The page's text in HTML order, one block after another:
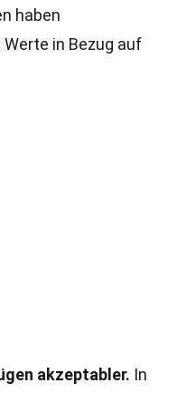
haben
in Bezug auf
akzeptabler. In